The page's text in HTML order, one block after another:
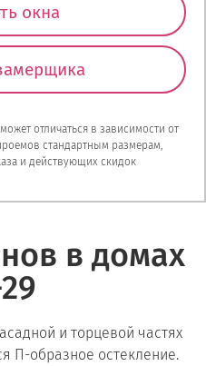
окна
отличаться в зависимости от
стандартным размерам,
и действующих скидок
в домах
и торцевой частях
П-образное остекление.